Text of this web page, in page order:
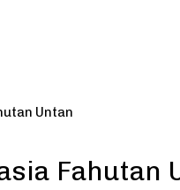
Untan
Fahutan